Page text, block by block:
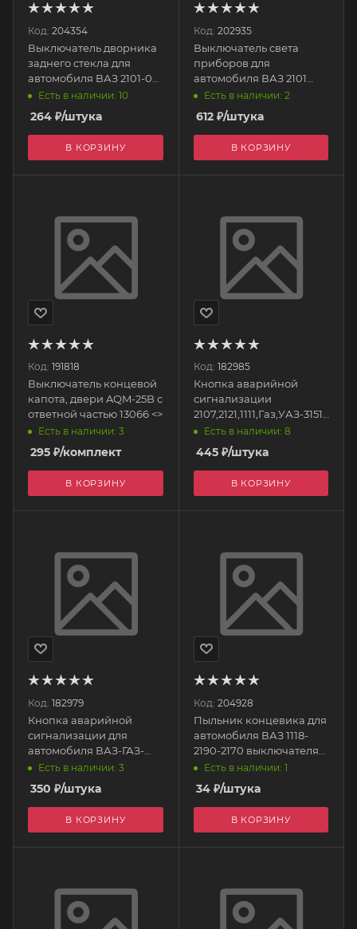
Код: 204354
Выключатель дворника
заднего стекла для
автомобиля ВАЗ 2101-06
(клавиша) П150-07.28
Зубова Поляна
Есть в наличии: 10
264 ₽/штука
В КОРЗИНУ
Код: 202935
Выключатель света
приборов для
автомобиля ВАЗ 2101
(реостат) 621.3710
Тольятти
Есть в наличии: 2
612₽/штука
В КОРЗИНУ
Код: 191818
Выключатель концевой
капота, двери AQM-25B с
ответной частью 13066 <>
Есть в наличии: 3
295 ₽/комплект
В КОРЗИНУ
Код: 182985
Кнопка аварийной
сигнализации
2107,2121,1111,Газ,УАЗ-31512
12В,6 конт. 245.3710-02
Есть в наличии: 8
445₽/штука
В КОРЗИНУ
Код: 182979
Кнопка аварийной
сигнализации для
автомобиля ВАЗ-ГАЗ-
ПАЗ 12v (6 вых) 249.3710-
01 АвтоАрматура
Есть в наличии: 3
350 ₽/штука
В КОРЗИНУ
Код: 204928
Пыльник концевика для
автомобиля ВАЗ 1118-
2190-2170 выключателя
дверного света 1119-
3710206 РТИ
Есть в наличии: 1
34₽/штука
В КОРЗИНУ